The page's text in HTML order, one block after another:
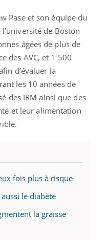
Pase et son équipe du
de Boston
âgées de plus de
des AVC, et 1 500
d’évaluer la
les 10 années de
des IRM ainsi que des
et leur alimentation
fois plus à risque
le diabète
la graisse